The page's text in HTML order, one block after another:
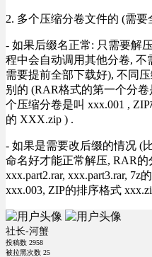
2. 多个压缩分卷文件的 (需
- 如果后缀名正常: 只需要解
程中会自动调用其他分卷, 不
需要提前全部下载好), 不同
别的 (RAR格式的第一个分卷
个压缩分卷是叫 xxx.001 ,
的 XXX.zip ) .
- 如果是需要改后缀的情况 (
命名好才能正常解压, RAR的
xxx.part2.rar, xxx.part3.rar, 7z
xxx.003, ZIP的排序格式
社长-河蟹
投稿数 2958
被拉黑次数 25